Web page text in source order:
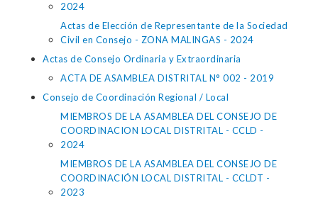
2024
Actas de Elección de Representante de la Sociedad
Civil en Consejo - ZONA MALINGAS - 2024
Actas de Consejo Ordinaria y Extraordinaria
ACTA DE ASAMBLEA DISTRITAL N° 002 - 2019
Consejo de Coordinación Regional / Local
MIEMBROS DE LA ASAMBLEA DEL CONSEJO DE
COORDINACION LOCAL DISTRITAL - CCLD -
2024
MIEMBROS DE LA ASAMBLEA DEL CONSEJO DE
COORDINACIÓN LOCAL DISTRITAL - CCLDT -
2023